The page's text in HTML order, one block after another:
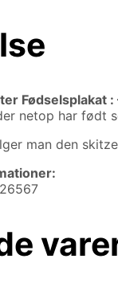
Fødselsplakat
netop har født
man den